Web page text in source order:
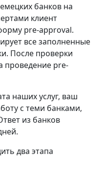
банков на
клиент
pre-approval.
все заполненные
После проверки
проведение pre-
наших услуг, ваш
с теми банками,
из банков
два этапа